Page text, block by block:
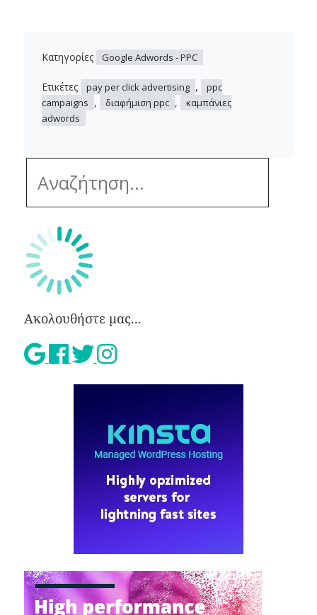
Κατηγορίες Google Adwords - PPC
Ετικέτες pay per click advertising ,
ppc
campaigns , διαφήμιση ppc ,
καμπάνιες
adwords
Ακολουθήστε μας...